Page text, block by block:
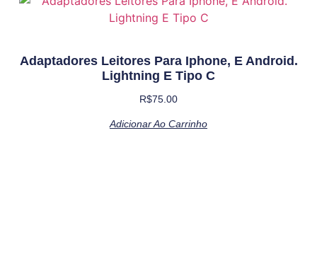
Adaptadores Leitores Para Iphone, E Android.
Lightning E Tipo C
R$75.00
Adicionar Ao Carrinho